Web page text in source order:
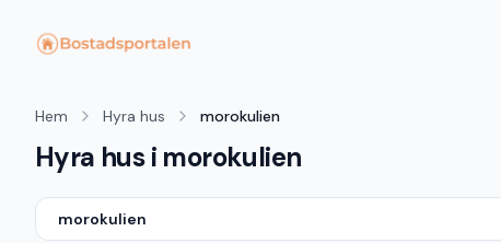
Hem Hyra hus morokulien
Hyra hus i morokulien
morokulien